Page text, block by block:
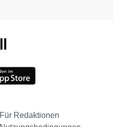
Für Redaktionen